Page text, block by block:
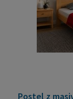
Postel z